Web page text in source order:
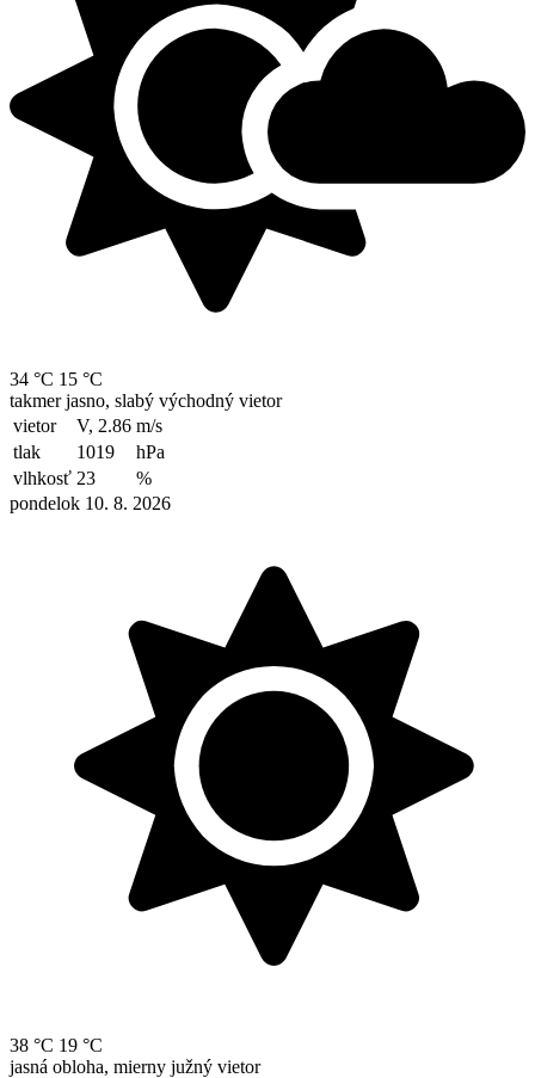
34 °C 15 °C
takmer jasno, slabý východný vietor
vietor
V, 2.86 m/s
tlak
1019
hPa
vlhkosť 23
%
pondelok 10. 8. 2026
38 °C 19 °C
jasná obloha, mierny južný vietor